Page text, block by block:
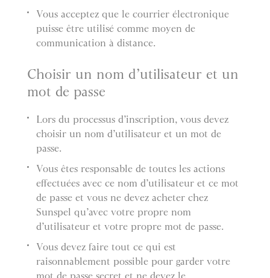
Vous acceptez que le courrier électronique
puisse être utilisé comme moyen de
communication à distance.
Choisir un nom d’utilisateur et un
mot de passe
Lors du processus d’inscription, vous devez
choisir un nom d’utilisateur et un mot de
passe.
Vous êtes responsable de toutes les actions
effectuées avec ce nom d’utilisateur et ce mot
de passe et vous ne devez acheter chez
Sunspel qu’avec votre propre nom
d’utilisateur et votre propre mot de passe.
Vous devez faire tout ce qui est
raisonnablement possible pour garder votre
mot de passe secret et ne devez le